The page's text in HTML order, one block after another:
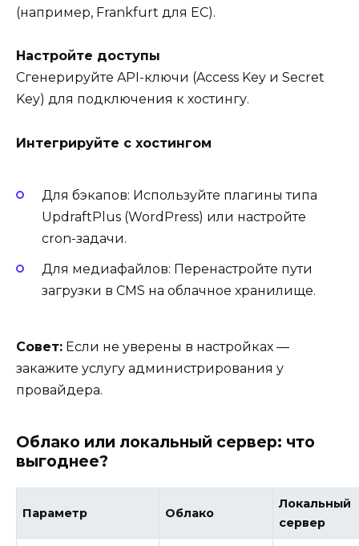
(например, Frankfurt для ЕС).
Настройте доступы
Сгенерируйте API-ключи (Access Key и Secret
Key) для подключения к хостингу.
Интегрируйте с хостингом
Для бэкапов: Используйте плагины типа
UpdraftPlus (WordPress) или настройте
cron-задачи.
Для медиафайлов: Перенастройте пути
загрузки в CMS на облачное хранилище.
Совет: Если не уверены в настройках —
закажите услугу администрирования у
провайдера.
Облако или локальный сервер: что
выгоднее?
Параметр Облако
Локальный
сервер